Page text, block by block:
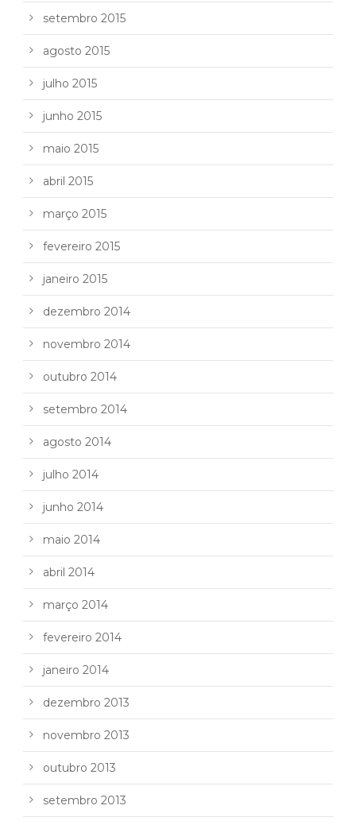
setembro 2015
agosto 2015
julho 2015
junho 2015
maio 2015
abril 2015
março 2015
fevereiro 2015
janeiro 2015
dezembro 2014
novembro 2014
outubro 2014
setembro 2014
agosto 2014
julho 2014
junho 2014
maio 2014
abril 2014
março 2014
fevereiro 2014
janeiro 2014
dezembro 2013
novembro 2013
outubro 2013
setembro 2013